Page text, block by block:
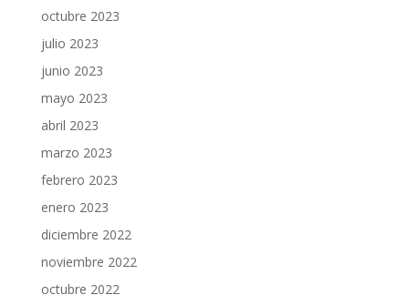
octubre 2023
julio 2023
junio 2023
mayo 2023
abril 2023
marzo 2023
febrero 2023
enero 2023
diciembre 2022
noviembre 2022
octubre 2022